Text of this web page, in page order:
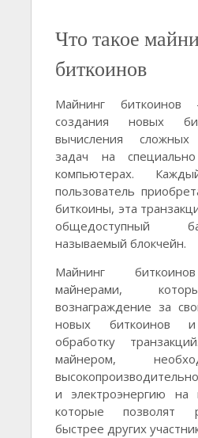
Что такое
биткоинов
Майнинг
создания новых
вычисления сложных
задач на
компьютерах.
пользователь
биткоины, эта
общедоступный
называемый блокчейн.
Майнинг
майнерами,
вознаграждение за
новых биткоинов
обработку
майнером,
и электроэнергию на
которые позволят
быстрее других